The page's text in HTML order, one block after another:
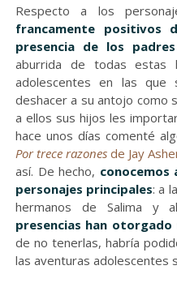
Respecto a los
francamente positivos
presencia de los
aburrida de todas estas
adolescentes en las que
deshacer a su antojo como
a ellos sus hijos les
hace unos días comenté
Por trece razones de Jay
así. De hecho,
personajes principales: a
hermanos de Salima y
presencias han
de no tenerlas, habría
las aventuras adolescentes